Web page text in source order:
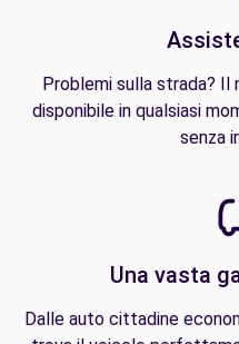
Problemi sulla strada?
disponibile in qualsiasi
senza
Una vasta
Dalle auto cittadine